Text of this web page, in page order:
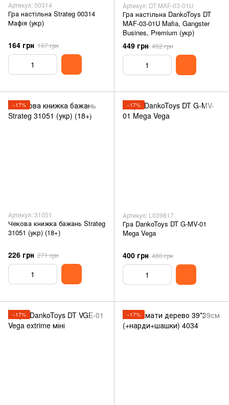
Артикул: 00314
Гра настільна Strateg 00314
Мафія (укр)
164 грн 197 грн
Артикул: DT MAF-03-01U
Гра настільна DankoToys DT
MAF-03-01U Mafia, Gangster
Busines, Premium (укр)
449 грн 462 грн
−17%
Артикул: 31051
Чекова книжка бажань Strateg
31051 (укр) (18+)
226 грн 271 грн
−17%
Артикул: L039817
Гра DankoToys DT G-MV-01
Mega Vega
400 грн 480 грн
−17% −17%